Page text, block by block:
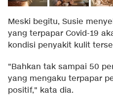
Meski begitu, Susie
yang terpapar Covid-19
kondisi penyakit kulit
"Bahkan tak sampai 50
yang mengaku terpapar
positif," kata dia.